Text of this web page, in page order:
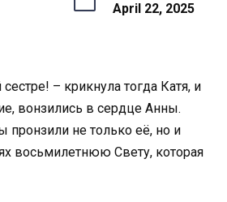
April 22, 2025
– крикнула тогда Катя, и
вонзились в сердце Анны.
пронзили не только её, но и
восьмилетнюю Свету, которая